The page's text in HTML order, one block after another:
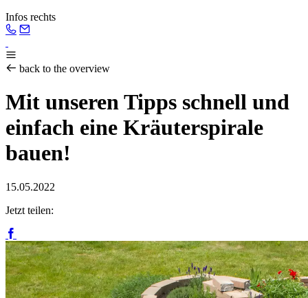
Infos rechts
back to the overview
Mit unseren Tipps schnell und
einfach eine Kräuterspirale
bauen!
15.05.2022
Jetzt teilen: